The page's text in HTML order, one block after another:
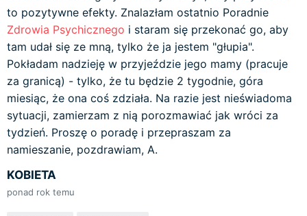
to pozytywne efekty. Znalazłam ostatnio Poradnie
Zdrowia Psychicznego i staram się przekonać go, aby
tam udał się ze mną, tylko że ja jestem "głupia".
Pokładam nadzieję w przyjeździe jego mamy (pracuje
za granicą) - tylko, że tu będzie 2 tygodnie, góra
miesiąc, że ona coś zdziała. Na razie jest nieświadoma
sytuacji, zamierzam z nią porozmawiać jak wróci za
tydzień. Proszę o poradę i przepraszam za
namieszanie, pozdrawiam, A.
KOBIETA
ponad rok temu